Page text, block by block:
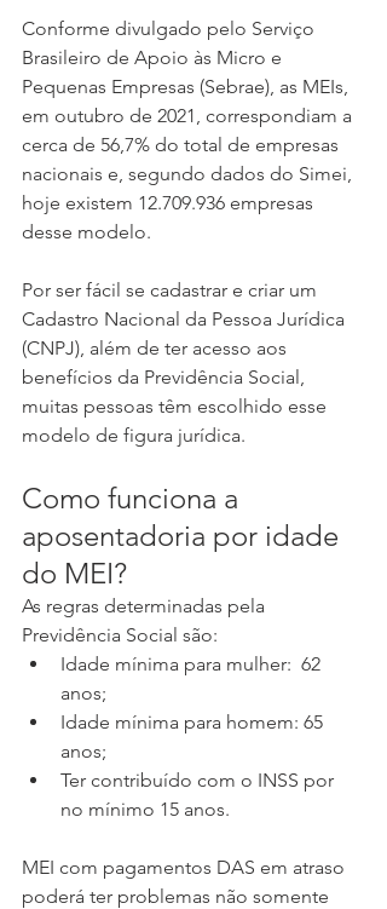
Conforme divulgado pelo Serviço
Brasileiro de Apoio às Micro e
Pequenas Empresas (Sebrae), as MEIs,
em outubro de 2021, correspondiam a
cerca de 56,7% do total de empresas
nacionais e, segundo dados do Simei,
hoje existem 12.709.936 empresas
desse modelo.
Por ser fácil se cadastrar e criar um
Cadastro Nacional da Pessoa Jurídica
(CNPJ), além de ter acesso aos
benefícios da Previdência Social,
muitas pessoas têm escolhido esse
modelo de figura jurídica.
Como funciona a
aposentadoria por idade
do MEI?
As regras determinadas pela
Previdência Social são:
Idade mínima para mulher:  62
anos;
Idade mínima para homem: 65
anos;
Ter contribuído com o INSS por
no mínimo 15 anos.
MEI com pagamentos DAS em atraso
poderá ter problemas não somente